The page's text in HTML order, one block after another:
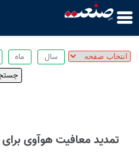
تمدید معافیت هوآوی برای